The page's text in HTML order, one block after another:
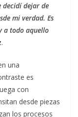
decidí dejar de
mi verdad. Es
a todo aquello
.
una
es
con
desde piezas
los procesos